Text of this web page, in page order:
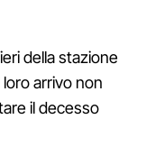
della stazione
loro arrivo non
il decesso